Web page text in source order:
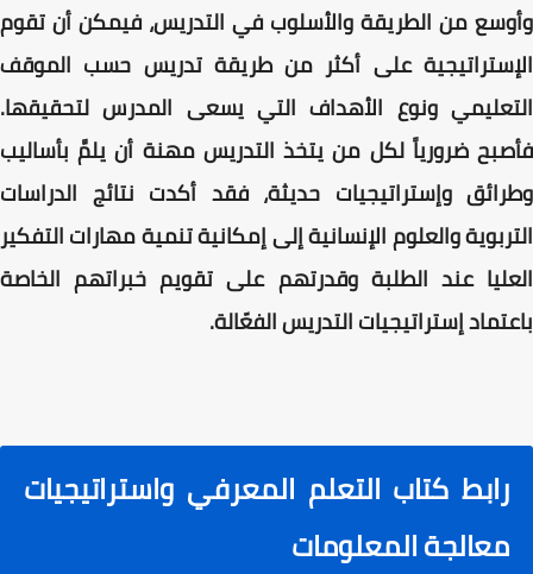
وأوسع من الطريقة والأسلوب في التدريس، فيمكن أن تقوم
الإستراتيجية على أكثر من طريقة تدريس حسب الموقف
التعليمي ونوع الأهداف التي يسعى المدرس لتحقيقها.
فأصبح ضرورياً لكل من يتخذ التدريس مهنة أن يلمَّ بأساليب
وطرائق وإستراتيجيات حديثة، فقد أكدت نتائج الدراسات
التربوية والعلوم الإنسانية إلى إمكانية تنمية مهارات التفكير
العليا عند الطلبة وقدرتهم على تقويم خبراتهم الخاصة
باعتماد إستراتيجيات التدريس الفعّالة.
رابط كتاب التعلم المعرفي واستراتيجيات
معالجة المعلومات